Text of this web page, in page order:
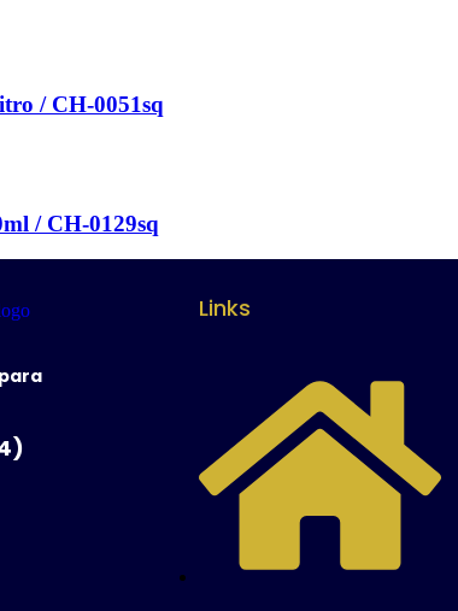
/ CH-0051sq
/ CH-0129sq
Links